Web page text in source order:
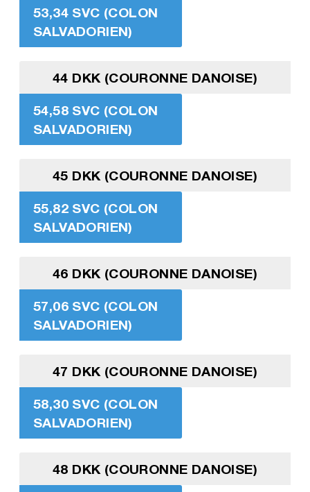
53,34 SVC (COLON
SALVADORIEN)
44 DKK (COURONNE DANOISE)
54,58 SVC (COLON
SALVADORIEN)
45 DKK (COURONNE DANOISE)
55,82 SVC (COLON
SALVADORIEN)
46 DKK (COURONNE DANOISE)
57,06 SVC (COLON
SALVADORIEN)
47 DKK (COURONNE DANOISE)
58,30 SVC (COLON
SALVADORIEN)
48 DKK (COURONNE DANOISE)